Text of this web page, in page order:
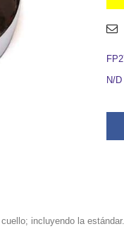
N/D
incluyendo la estándar.